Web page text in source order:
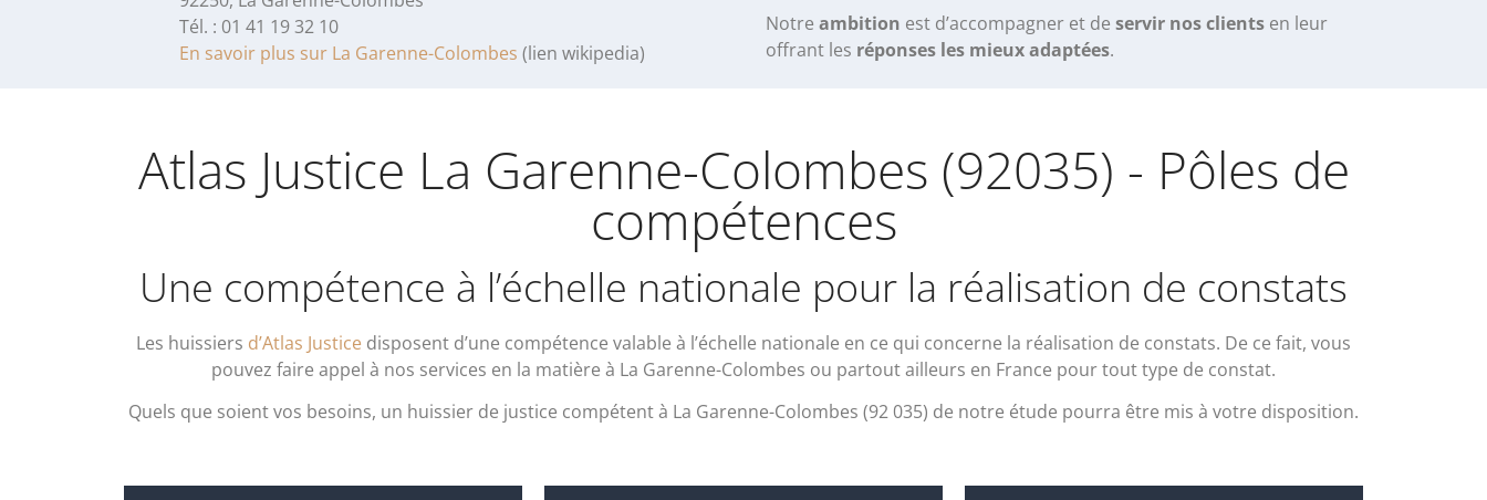
Tél. : 01 41 19 32 10
En savoir plus sur La Garenne-Colombes (lien wikipedia)
Notre ambition est d’accompagner et de servir nos clients en leur
offrant les réponses les mieux adaptées.
Atlas Justice La Garenne-Colombes (92035) - Pôles de
compétences
Une compétence à l’échelle nationale pour la réalisation de constats
Les huissiers d’Atlas Justice disposent d’une compétence valable à l’échelle nationale en ce qui concerne la réalisation de constats. De ce fait, vous
pouvez faire appel à nos services en la matière à La Garenne-Colombes ou partout ailleurs en France pour tout type de constat.
Quels que soient vos besoins, un huissier de justice compétent à La Garenne-Colombes (92 035) de notre étude pourra être mis à votre disposition.